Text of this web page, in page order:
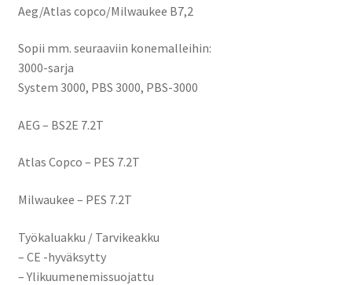
Aeg/Atlas copco/Milwaukee B7,2
Sopii mm. seuraaviin konemalleihin:
3000-sarja
System 3000, PBS 3000, PBS-3000
AEG – BS2E 7.2T
Atlas Copco – PES 7.2T
Milwaukee – PES 7.2T
Työkaluakku / Tarvikeakku
– CE -hyväksytty
– Ylikuumenemissuojattu